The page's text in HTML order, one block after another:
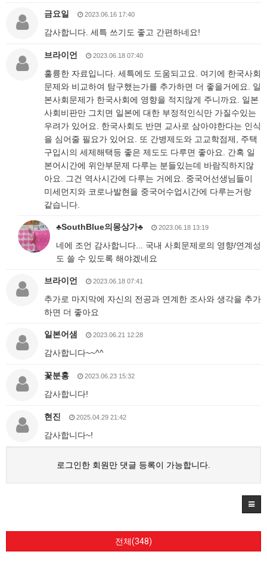
금요일 2023.06.16 17:40
감사합니다. 세특 쓰기도 좋고 간편하네요!
브라이언 2023.06.18 07:40
훌륭한 자료입니다. 세특에도 도움되고요. 여기에 한국사회
문제와 비교하여 탐구했는가를 추가하면 더 좋을거에요. 일
본사회문제가 한국사회에 영향을 적지않게 주니까요. 일본
사회비판만 그치면 일본에 대한 부정적인식만 가질수있는
우려가 있어요. 한국사회도 반면 교사로 삼아야한다는 인식
을 심어줄 필요가 있어요. 또 간병제도와 고교학점제, 주택
구입시의 세제해택등 좋은 제도도 다루면 좋아요. 간혹 일
본어시간에 위안부문제 다루는 분들있는데 바람직하지않
아요. 그건 역사시간에 다루는 거에요. 중국어선생님들이
미세먼지와 코로나발현을 중국어수업시간에 다루는거랑
같습니다.
♣SouthBlue의몽상가♣ 2023.06.18 13:19
네에 조언 감사합니다... 국내 사회문제로의 영향/연계성
도 쓸 수 있도록 해야겠네요
브라이언 2023.06.18 07:41
추가로 마지막에 자신의 전공과 연계한 조사와 생각을 추가
하면 더 좋아요
일본어샘 2023.06.21 12:28
감사합니다~~^^
꽃분홍 2023.06.23 15:32
감사합니다!
현진 2025.04.29 21:42
감사합니다~!
로그인한 회원만 댓글 등록이 가능합니다.
전체(348)